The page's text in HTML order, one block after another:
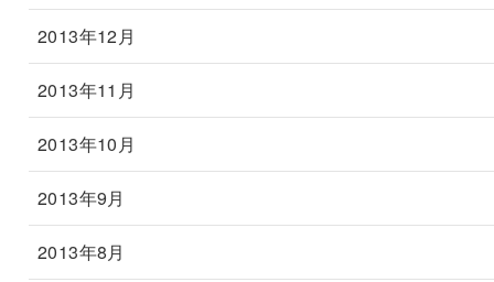
2013年12月
2013年11月
2013年10月
2013年9月
2013年8月